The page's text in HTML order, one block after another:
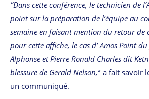
‘’Dans cette conférence, le technicien de
point sur la préparation de l’équipe au
semaine en faisant mention du retour de
pour cette affiche, le cas d’ Amos Point
Alphonse et Pierre Ronald Charles dit
blessure de Gerald Nelson,’’ a fait savoir
un communiqué.